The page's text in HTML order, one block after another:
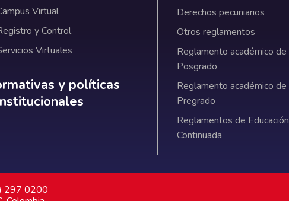
Virtual
y Control
Virtuales
Normativas y políticas institucionales
y políticas
Derechos pecuniarios
Otros reglamentos
Reglamento académico de
Posgrado
Reglamento académico de
Pregrado
Reglamentos de Educación
Continuada
297 0200